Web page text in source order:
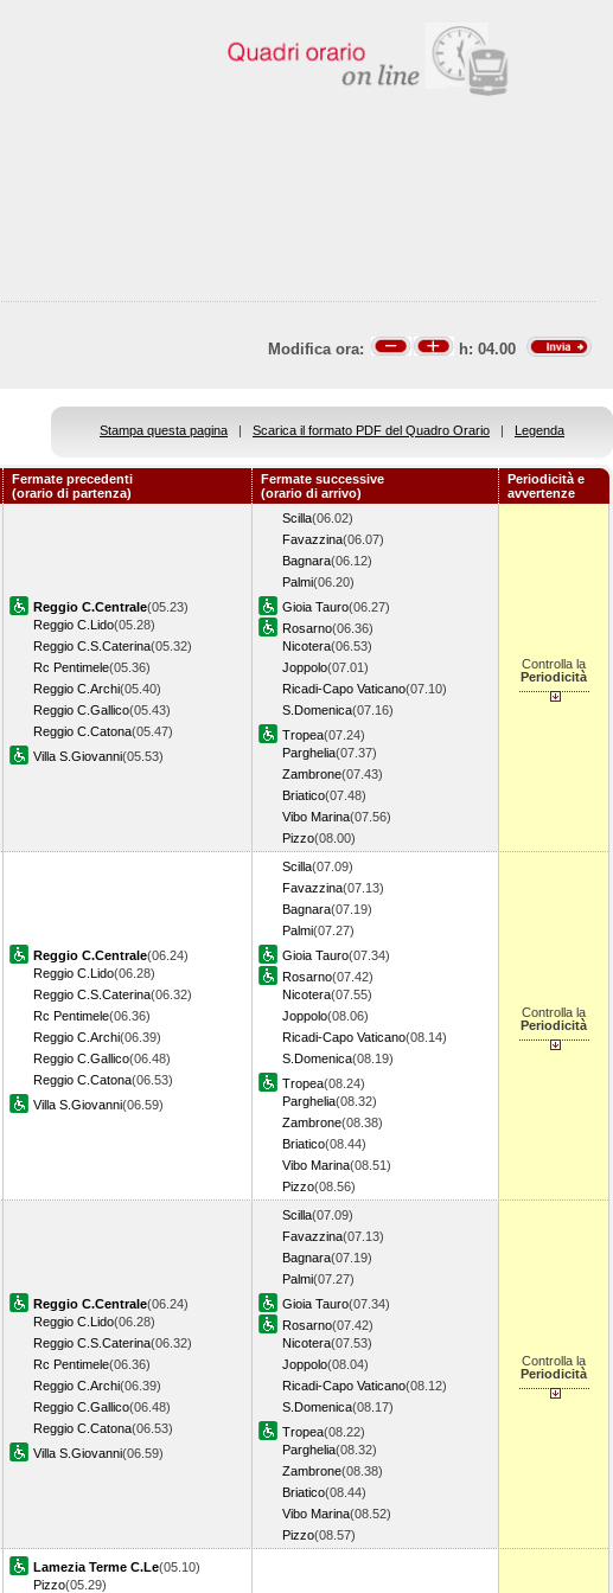
Modifica ora: h: 04.00
Stampa questa pagina | Scarica il formato PDF del Quadro Orario | Legenda
Fermate precedenti
(orario di partenza)
Fermate successive
(orario di arrivo)
Periodicità e
avvertenze
Reggio C.Centrale(05.23)
Reggio C.Lido(05.28)
Reggio C.S.Caterina(05.32)
Rc Pentimele(05.36)
Reggio C.Archi(05.40)
Reggio C.Gallico(05.43)
Reggio C.Catona(05.47)
Villa S.Giovanni(05.53)
Scilla(06.02)
Favazzina(06.07)
Bagnara(06.12)
Palmi(06.20)
Gioia Tauro(06.27)
Rosarno(06.36)
Nicotera(06.53)
Joppolo(07.01)
Ricadi-Capo Vaticano(07.10)
S.Domenica(07.16)
Tropea(07.24)
Parghelia(07.37)
Zambrone(07.43)
Briatico(07.48)
Vibo Marina(07.56)
Pizzo(08.00)
Controlla la
Periodicità
Reggio C.Centrale(06.24)
Reggio C.Lido(06.28)
Reggio C.S.Caterina(06.32)
Rc Pentimele(06.36)
Reggio C.Archi(06.39)
Reggio C.Gallico(06.48)
Reggio C.Catona(06.53)
Villa S.Giovanni(06.59)
Scilla(07.09)
Favazzina(07.13)
Bagnara(07.19)
Palmi(07.27)
Gioia Tauro(07.34)
Rosarno(07.42)
Nicotera(07.55)
Joppolo(08.06)
Ricadi-Capo Vaticano(08.14)
S.Domenica(08.19)
Tropea(08.24)
Parghelia(08.32)
Zambrone(08.38)
Briatico(08.44)
Vibo Marina(08.51)
Pizzo(08.56)
Controlla la
Periodicità
Reggio C.Centrale(06.24)
Reggio C.Lido(06.28)
Reggio C.S.Caterina(06.32)
Rc Pentimele(06.36)
Reggio C.Archi(06.39)
Reggio C.Gallico(06.48)
Reggio C.Catona(06.53)
Villa S.Giovanni(06.59)
Scilla(07.09)
Favazzina(07.13)
Bagnara(07.19)
Palmi(07.27)
Gioia Tauro(07.34)
Rosarno(07.42)
Nicotera(07.53)
Joppolo(08.04)
Ricadi-Capo Vaticano(08.12)
S.Domenica(08.17)
Tropea(08.22)
Parghelia(08.32)
Zambrone(08.38)
Briatico(08.44)
Vibo Marina(08.52)
Pizzo(08.57)
Controlla la
Periodicità
Lamezia Terme C.Le(05.10)
Pizzo(05.29)